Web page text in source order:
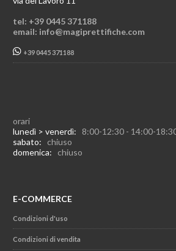
tel: +39 0445 371188
email: info@magiprettifiche.com
+39 0445 371188
orari
lunedì > venerdì: 8:00-12:30 - 14:00-
sabato: chiuso
domenica: chiuso
E-COMMERCE
Condizioni d'uso
Condizioni di vendita